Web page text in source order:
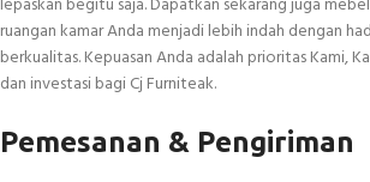
ruangan kamar Anda menjadi lebih indah dengan
berkualitas. Kepuasan Anda adalah prioritas Kami,
dan investasi bagi Cj Furniteak.
Pemesanan & Pengiriman